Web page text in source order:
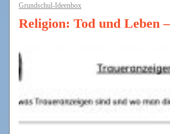
Grundschul-Ideenbox
Religion: Tod und Leben